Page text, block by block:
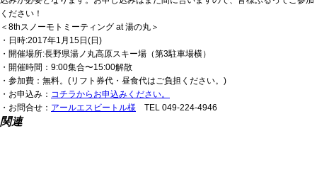
ください！
＜8thスノーモトミーティング at 湯の丸＞
・日時:2017年1月15日(日)
・開催場所:長野県湯ノ丸高原スキー場（第3駐車場横）
・開催時間：9:00集合〜15:00解散
・参加費：無料。(リフト券代・昼食代はご負担ください。)
・お申込み： コチラからお申込みください。
・お問合せ： アールエスビートル様 TEL 049-224-4946
関連